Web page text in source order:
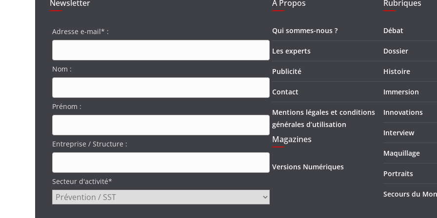
Newsletter
Adresse e-mail* :
Nom :
Prénom :
Entreprise / Structure :
Secteur d'activité*
A Propos
Qui sommes-nous ?
Les experts
Publicité
Contact
Mentions légales et conditions
générales d’utilisation
Magazines
Versions Numériques
Rubriques
Débat
Dossier
Histoire
Immersion
Innovations
Interview
Maquillage
Portraits
Secours du